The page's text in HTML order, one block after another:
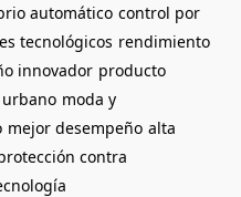
automático control por
tecnológicos rendimiento
innovador producto
moda y
mejor desempeño alta
contra